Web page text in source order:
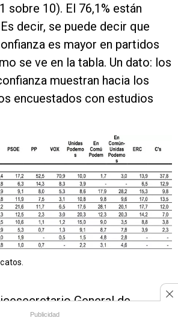
sobre 10). El 76,1% están
decir, se puede decir que
es mayor en partidos
se ve en la tabla. Un dato: los
muestran hacia los
encuestados con estudios
General de
Publicidad